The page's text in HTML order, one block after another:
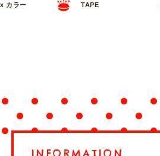
カラー TAPE
INFORMATION